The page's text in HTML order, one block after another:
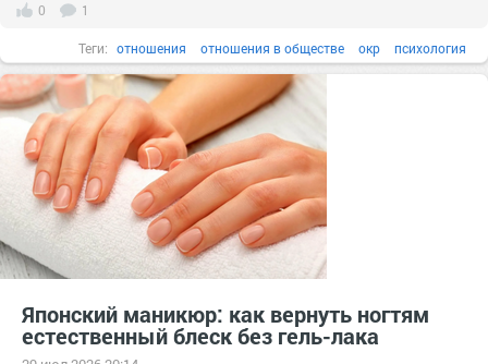
0 1
Теги: отношения отношения в обществе окр психология
Обсессивно-компульсивное расстройство
Японский маникюр: как вернуть ногтям
естественный блеск без гель-лака